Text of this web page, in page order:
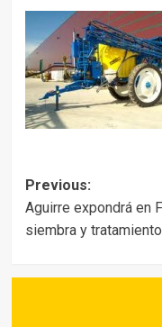
Post
navigation
Previous:
Aguirre expondrá en
siembra y